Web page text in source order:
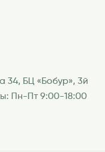
34, БЦ «Бобур», 3й
Пн-Пт 9:00-18:00